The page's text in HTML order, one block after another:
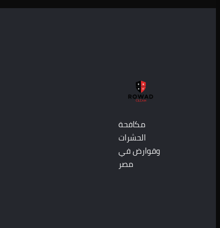
مكافحة
الحشرات
وقوارض في
مصر